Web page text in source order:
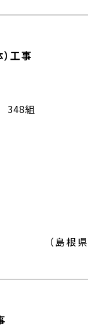
工事
348組
（島根県